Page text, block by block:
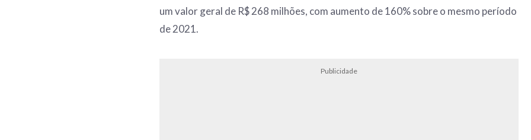
um valor geral de R$ 268 milhões, com aumento de 160% sobre o mesmo período
de 2021.
Publicidade